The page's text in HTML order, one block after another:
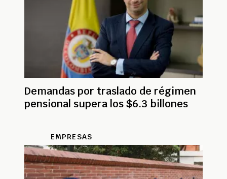
Demandas por traslado de régimen
pensional supera los $6.3 billones
EMPRESAS